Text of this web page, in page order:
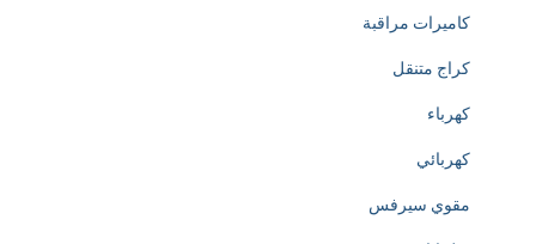
p
s
كاميرات مراقبة
كراج متنقل
كهرباء
كهربائي
مقوي سيرفس